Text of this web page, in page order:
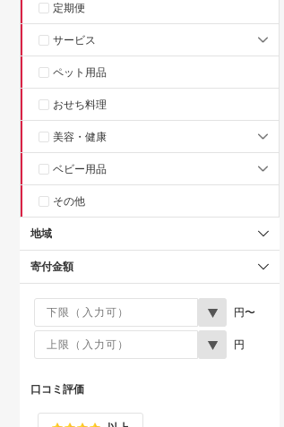
定期便
サービス
ペット用品
おせち料理
美容・健康
ベビー用品
その他
地域
寄付金額
円〜
円
口コミ評価